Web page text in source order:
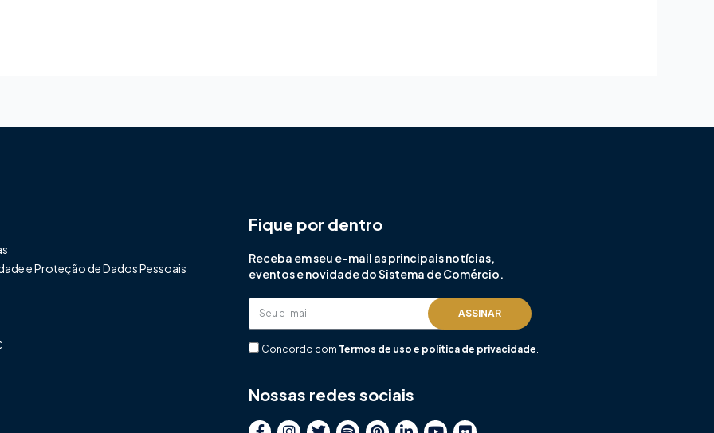
e Proteção de Dados Pessoais
Fique por dentro
Receba em seu e-mail as principais notícias,
eventos e novidade do Sistema de Comércio.
Seu
e-
mail
ASSINAR
Concordo com Termos de uso e política de privacidade
Nossas redes sociais
F I T S P L Y F